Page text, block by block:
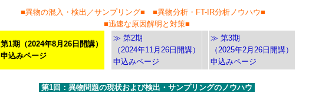
■異物の混入・検出／サンプリング■ ■異物分析・FT-IR分析ノウハウ■
■迅速な原因解明と対策■
第1期（2024年8月26日開講）
申込みページ
≫ 第2期
（2024年11月26日開講）
申込みページ
≫ 第3期
（2025年2月26日開講）
申込みページ
第1回：異物問題の現状および検出・サンプリングのノウハウ